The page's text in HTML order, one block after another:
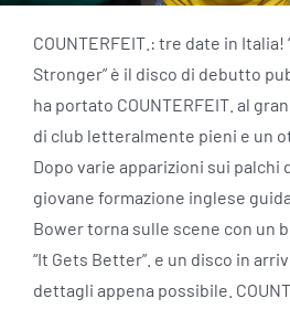
COUNTERFEIT.: tre date in Italia!
Stronger” è il disco di debutto
ha portato COUNTERFEIT. al
di club letteralmente pieni e un
Dopo varie apparizioni sui palchi
giovane formazione inglese
Bower torna sulle scene con un
“It Gets Better”. e un disco in
dettagli appena possibile.